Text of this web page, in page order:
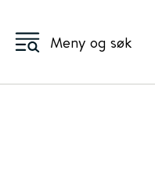
Meny og søk